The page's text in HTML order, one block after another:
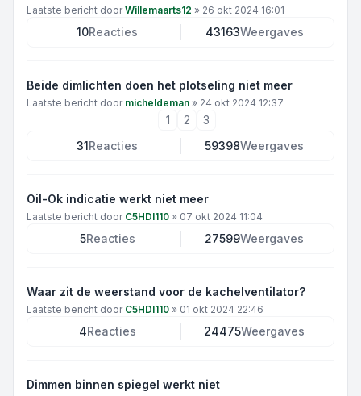
Laatste bericht doorWillemaarts12 » 26 okt 2024 16:01
10Reacties 43163Weergaves
Beide dimlichten doen het plotseling niet meer
Laatste bericht door micheldeman » 24 okt 2024 12:37
1 2
3
31Reacties 59398Weergaves
Oil-Ok indicatie werkt niet meer
Laatste bericht door C5HDI110 » 07 okt 2024 11:04
5Reacties 27599Weergaves
Waar zit de weerstand voor de kachelventilator?
Laatste bericht door C5HDI110 » 01 okt 2024 22:46
4Reacties 24475Weergaves
Dimmen binnen spiegel werkt niet